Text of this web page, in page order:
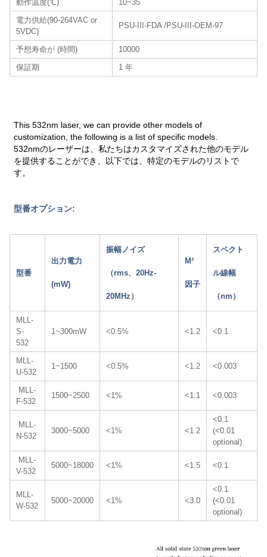
動作温度(℃)
10~35
電力供給(90-264VAC or
5VDC)
PSU-III-FDA /PSU-III-OEM-97
予想寿命が (時間)
10000
保証期
1 年
This 532nm laser, we can provide other models of
customization, the following is a list of specific models.
532nmのレーザーは、私たちはカスタマイズされた他のモデル
を提供することができ、以下では、特定のモデルのリストで
す。
型番オプション:
型番
出力電力
(mW)
振幅ノイズ
（rms、20Hz-
20MHz）
M²
因子
スペクト
ル線幅
（nm）
MLL-
S-
532
1~300mW <0.5% <1.2 <0.1
MLL-
U-532
1~1500 <0.5% <1.2 <0.003
MLL-
F-532
1500~2500 <1% <1.1 <0.003
MLL-
N-532
3000~5000 <1% <1.2
<0.1
(<0.01
optional)
MLL-
V-532
5000~18000 <1% <1.5 <0.1
MLL-
W-532
5000~20000 <1% <3.0
<0.1
(<0.01
optional)